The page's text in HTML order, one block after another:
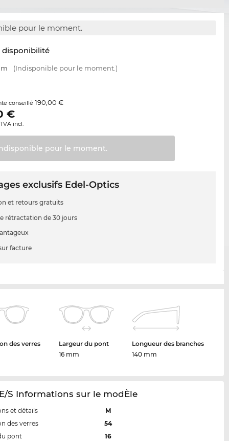
pour le moment.
disponibilité
(Indisponible pour le moment.)
conseillé190,00 €
€
incl.
pour le moment.
exclusifs Edel-Optics
et retours gratuits
rétractation de 30 jours
facture
des verres
Largeur du pont
16 mm
Longueur des branches
140 mm
S Informations sur le modÈle
et détails
M
des verres
54
pont
16